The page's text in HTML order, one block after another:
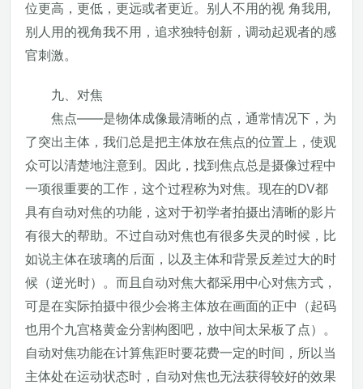
位更高，更低，更远或者更近。别人不用的视 角我用,
别人用的视角我不用，追求独特创新，调动起观者的感
官刺激。
九、对焦
焦点——是物体成像最清晰的点，通常情况下，为
了突出主体，我们总是把主体放在焦点的位置上，使观
众可以清楚地注意到。因此，找到焦点总是摄像过程中
一项很重要的工作，这个过程称为对焦。现在的DV都
具有自动对焦的功能，这对于初学者拍摄出清晰的影片
有很大的帮助。不过自动对焦也有很多失灵的时候，比
如说主体在玻璃的后面，以及主体和背景反差过大的时
候（逆光时）。而且自动对焦大都采用中心对焦方式，
可是在实际拍摄中很少会将主体放在画面的正中（起码
也用个九宫格黄金分割构图吧，放中间太呆板了点）。
自动对焦功能在计算焦距时要花费一定的时间，所以当
主体处在运动状态时，自动对焦也无法获得较好的效果